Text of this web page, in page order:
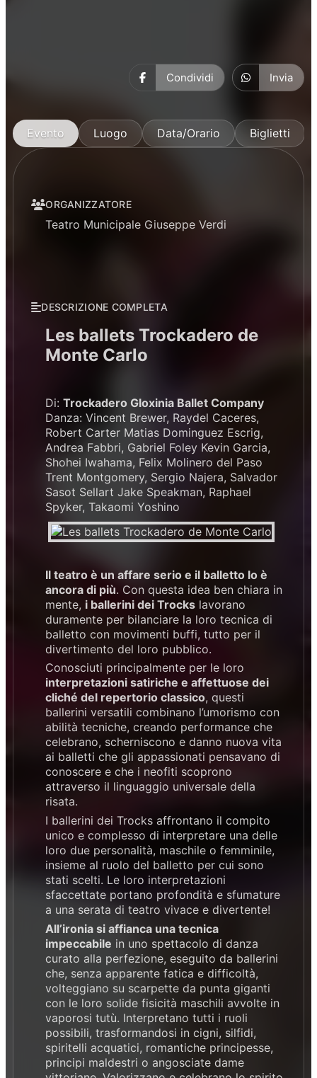
Condividi Invia
Evento Luogo Data/Orario Biglietti
ORGANIZZATORE
Teatro Municipale Giuseppe Verdi
DESCRIZIONE COMPLETA
Les ballets Trockadero de
Monte Carlo
Di: Trockadero Gloxinia Ballet Company
Danza: Vincent Brewer, Raydel Caceres,
Robert Carter Matias Dominguez Escrig,
Andrea Fabbri, Gabriel Foley Kevin Garcia,
Shohei Iwahama, Felix Molinero del Paso
Trent Montgomery, Sergio Najera, Salvador
Sasot Sellart Jake Speakman, Raphael
Spyker, Takaomi Yoshino
Il teatro è un affare serio e il balletto lo è
ancora di più. Con questa idea ben chiara in
mente, i ballerini dei Trocks lavorano
duramente per bilanciare la loro tecnica di
balletto con movimenti buffi, tutto per il
divertimento del loro pubblico.
Conosciuti principalmente per le loro
interpretazioni satiriche e affettuose dei
cliché del repertorio classico, questi
ballerini versatili combinano l’umorismo con
abilità tecniche, creando performance che
celebrano, scherniscono e danno nuova vita
ai balletti che gli appassionati pensavano di
conoscere e che i neofiti scoprono
attraverso il linguaggio universale della
risata.
I ballerini dei Trocks affrontano il compito
unico e complesso di interpretare una delle
loro due personalità, maschile o femminile,
insieme al ruolo del balletto per cui sono
stati scelti. Le loro interpretazioni
sfaccettate portano profondità e sfumature
a una serata di teatro vivace e divertente!
All’ironia si affianca una tecnica
impeccabile in uno spettacolo di danza
curato alla perfezione, eseguito da ballerini
che, senza apparente fatica e difficoltà,
volteggiano su scarpette da punta giganti
con le loro solide fisicità maschili avvolte in
vaporosi tutù. Interpretano tutti i ruoli
possibili, trasformandosi in cigni, silfidi,
spiritelli acquatici, romantiche principesse,
principi maldestri o angosciate dame